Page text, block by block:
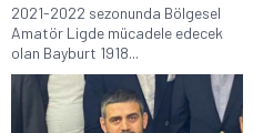
2021-2022 sezonunda Bölgesel
Amatör Ligde mücadele edecek
olan Bayburt 1918...